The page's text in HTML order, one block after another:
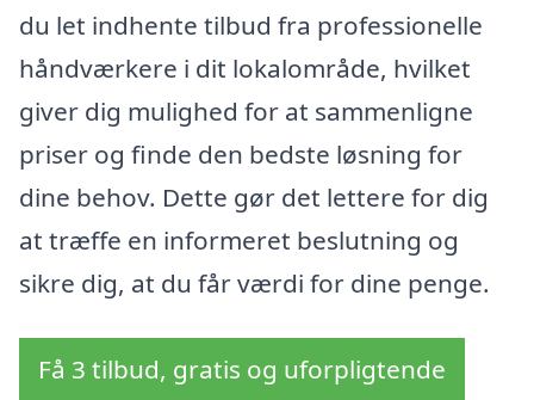
du let indhente tilbud fra professionelle
håndværkere i dit lokalområde, hvilket
giver dig mulighed for at sammenligne
priser og finde den bedste løsning for
dine behov. Dette gør det lettere for dig
at træffe en informeret beslutning og
sikre dig, at du får værdi for dine penge.
Få 3 tilbud, gratis og uforpligtende